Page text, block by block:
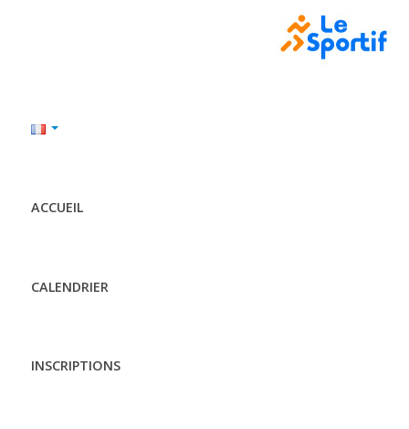
ACCUEIL
CALENDRIER
INSCRIPTIONS